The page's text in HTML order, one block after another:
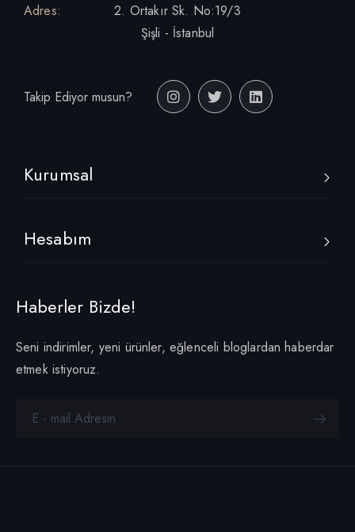
Adres:
2. Ortakır Sk. No:19/3
Şişli - İstanbul
Takip Ediyor musun?
Kurumsal
Hesabım
Haberler Bizde!
Seni indirimler, yeni ürünler, eğlenceli bloglardan haberdar
etmek istiyoruz.